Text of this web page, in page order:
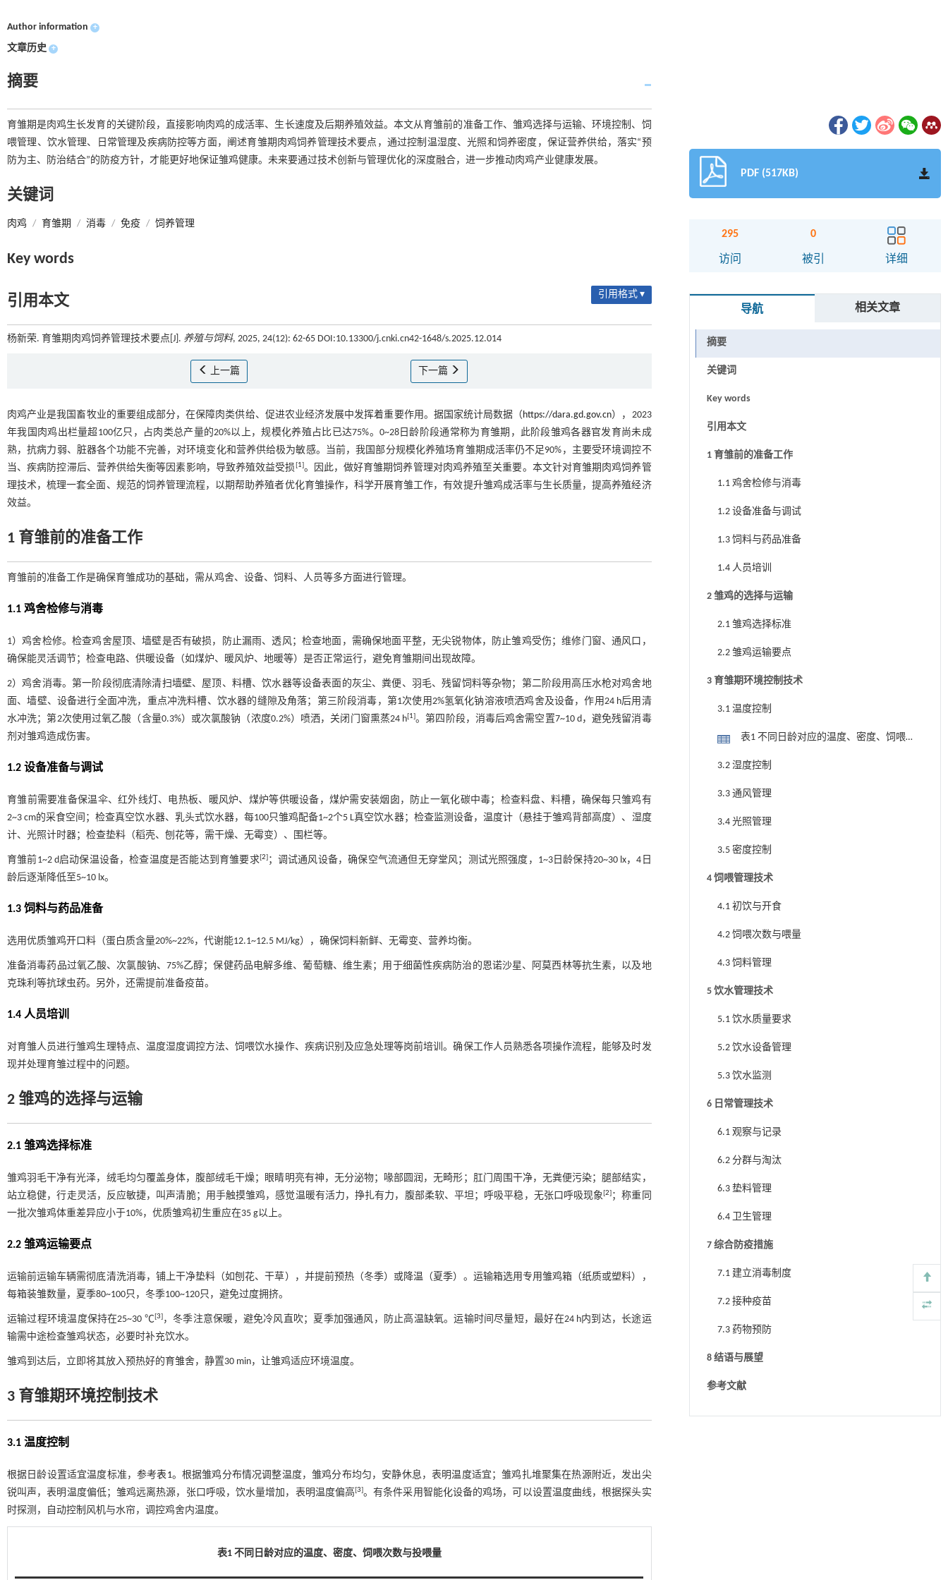
Author information +
文章历史 +
摘要
育雏期是肉鸡生长发育的关键阶段，直接影响肉鸡的成活率、生长速度及后期养殖效益。本文从育雏前的准备工作、雏鸡选择与运输、环境控制、饲
喂管理、饮水管理、日常管理及疾病防控等方面，阐述育雏期肉鸡饲养管理技术要点，通过控制温湿度、光照和饲养密度，保证营养供给，落实“预
防为主、防治结合”的防疫方针，才能更好地保证雏鸡健康。未来要通过技术创新与管理优化的深度融合，进一步推动肉鸡产业健康发展。
关键词
肉鸡 / 育雏期 / 消毒 / 免疫 / 饲养管理
Key words
引用本文 引用格式 ▾
杨新荣. 育雏期肉鸡饲养管理技术要点​[J]. 养殖与饲料, 2025, 24(12): 62-65 DOI:10.13300/j.cnki.cn42-1648/s.2025.12.014
上一篇 下一篇
肉鸡产业是我国畜牧业的重要组成部分，在保障肉类供给、促进农业经济发展中发挥着重要作用。据国家统计局数据（https://dara.gd.gov.cn），2023
年我国肉鸡出栏量超100亿只，占肉类总产量的20%以上，规模化养殖占比已达75%。0~28日龄阶段通常称为育雏期，此阶段雏鸡各器官发育尚未成
熟，抗病力弱、脏器各个功能不完善，对环境变化和营养供给极为敏感。当前，我国部分规模化养殖场育雏期成活率仍不足90%，主要受环境调控不
当、疾病防控滞后、营养供给失衡等因素影响，导致养殖效益受损 [1]。因此，做好育雏期饲养管理对肉鸡养殖至关重要。本文针对育雏期肉鸡饲养管
理技术，梳理一套全面、规范的饲养管理流程，以期帮助养殖者优化育雏操作，科学开展育雏工作，有效提升雏鸡成活率与生长质量，提高养殖经济
效益。
1 育雏前的准备工作
育雏前的准备工作是确保育雏成功的基础，需从鸡舍、设备、饲料、人员等多方面进行管理。
1.1 鸡舍检修与消毒
1）鸡舍检修。检查鸡舍屋顶、墙壁是否有破损，防止漏雨、透风；检查地面，需确保地面平整，无尖锐物体，防止雏鸡受伤；维修门窗、通风口，
确保能灵活调节；检查电路、供暖设备（如煤炉、暖风炉、地暖等）是否正常运行，避免育雏期间出现故障。​
2）鸡舍消毒。第一阶段彻底清除清扫墙壁、屋顶、料槽、饮水器等设备表面的灰尘、粪便、羽毛、残留饲料等杂物；第二阶段用高压水枪对鸡舍地
面、墙壁、设备进行全面冲洗，重点冲洗料槽、饮水器的缝隙及角落；第三阶段消毒，第1次使用2%氢氧化钠溶液喷洒鸡舍及设备，作用24 h后用清
水冲洗；第2次使用过氧乙酸（含量0.3%）或次氯酸钠（浓度0.2%）喷洒，关闭门窗熏蒸24 h[1]。第四阶段，消毒后鸡舍需空置7~10 d，避免残留消毒
剂对雏鸡造成伤害。
1.2 设备准备与调试
育雏前需要准备保温伞、红外线灯、电热板、暖风炉、煤炉等供暖设备，煤炉需安装烟囱，防止一氧化碳中毒；检查料盘、料槽，确保每只雏鸡有
2~3 cm的采食空间；检查真空饮水器、乳头式饮水器，每100只雏鸡配备1~2个5 L真空饮水器；检查监测设备，温度计（悬挂于雏鸡背部高度）、湿度
计、光照计时器；检查垫料（稻壳、刨花等，需干燥、无霉变）、围栏等。
育雏前1~2 d启动保温设备，检查温度是否能达到育雏要求[2]；调试通风设备，确保空气流通但无穿堂风；测试光照强度，1~3日龄保持20~30 lx，4日
龄后逐渐降低至5~10 lx。
1.3 饲料与药品准备
选用优质雏鸡开口料（蛋白质含量20%~22%，代谢能12.1~12.5 MJ/kg），确保饲料新鲜、无霉变、营养均衡。
准备消毒药品过氧乙酸、次氯酸钠、75%乙醇；保健药品电解多维、葡萄糖、维生素；用于细菌性疾病防治的恩诺沙星、阿莫西林等抗生素，以及地
克珠利等抗球虫药。另外，还需提前准备疫苗。
1.4 人员培训
对育雏人员进行雏鸡生理特点、温度湿度调控方法、饲喂饮水操作、疾病识别及应急处理等岗前培训。确保工作人员熟悉各项操作流程，能够及时发
现并处理育雏过程中的问题。
2 雏鸡的选择与运输
2.1 雏鸡选择标准
雏鸡羽毛干净有光泽，绒毛均匀覆盖身体，腹部绒毛干燥；眼睛明亮有神，无分泌物；喙部圆润，无畸形；肛门周围干净，无粪便污染；腿部结实，
站立稳健，行走灵活，反应敏捷，叫声清脆；用手触摸雏鸡，感觉温暖有活力，挣扎有力，腹部柔软、平坦；呼吸平稳，无张口呼吸现象[2] ；称重同
一批次雏鸡体重差异应小于10%，优质雏鸡初生重应在35 g以上。
2.2 雏鸡运输要点
运输前运输车辆需彻底清洗消毒，铺上干净垫料（如刨花、干草），并提前预热（冬季）或降温（夏季）。运输箱选用专用雏鸡箱（纸质或塑料），
每箱装雏数量，夏季80~100只，冬季100~120只，避免过度拥挤。
运输过程环境温度保持在25~30 ℃[3]，冬季注意保暖，避免冷风直吹；夏季加强通风，防止高温缺氧。运输时间尽量短，最好在24 h内到达，长途运
输需中途检查雏鸡状态，必要时补充饮水。
雏鸡到达后，立即将其放入预热好的育雏舍，静置30 min，让雏鸡适应环境温度。
3 育雏期环境控制技术
3.1 温度控制
根据日龄设置适宜温度标准，参考表1。根据雏鸡分布情况调整温度，雏鸡分布均匀，安静休息，表明温度适宜；雏鸡扎堆聚集在热源附近，发出尖
锐叫声，表明温度偏低；雏鸡远离热源，张口呼吸，饮水量增加，表明温度偏高[3]。有条件采用智能化设备的鸡场，可以设置温度曲线，根据探头实
时探测，自动控制风机与水帘，调控鸡舍内温度。
表1 不同日龄对应的温度、密度、饲喂次数与投喂量
PDF (517KB)
295
访问
0
被引 详细
导航 相关文章
摘要
关键词
Key words
引用本文
1 育雏前的准备工作
1.1 鸡舍检修与消毒
1.2 设备准备与调试
1.3 饲料与药品准备
1.4 人员培训
2 雏鸡的选择与运输
2.1 雏鸡选择标准
2.2 雏鸡运输要点
3 育雏期环境控制技术
3.1 温度控制
表1 不同日龄对应的温度、密度、饲喂
次数与投喂量
3.2 湿度控制
3.3 通风管理
3.4 光照管理
3.5 密度控制
4 饲喂管理技术
4.1 初饮与开食
4.2 饲喂次数与喂量
4.3 饲料管理
5 饮水管理技术
5.1 饮水质量要求
5.2 饮水设备管理
5.3 饮水监测
6 日常管理技术
6.1 观察与记录
6.2 分群与淘汰
6.3 垫料管理
6.4 卫生管理
7 综合防疫措施
7.1 建立消毒制度
7.2 接种疫苗
7.3 药物预防
8 结语与展望
参考文献